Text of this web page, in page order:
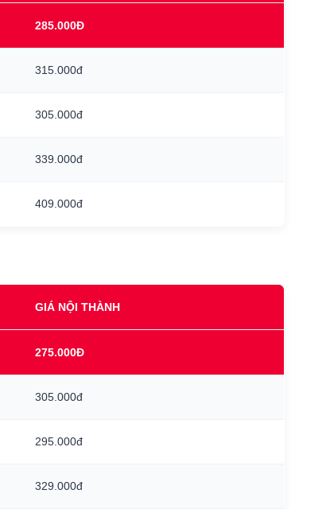
285.000Đ
315.000đ
305.000đ
339.000đ
409.000đ
GIÁ NỘI THÀNH
275.000Đ
305.000đ
295.000đ
329.000đ